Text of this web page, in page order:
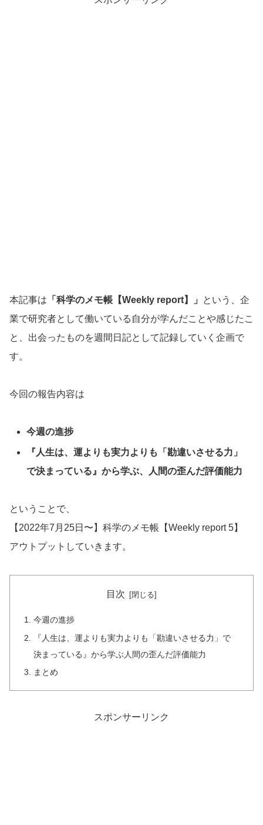
本記事は 「科学のメモ帳【Weekly report】」
という、企
業で研究者として働いている自分が学んだことや感じたこ
と、出会ったものを週間日記として記録していく企画で
す。
今回の報告内容は
今週の進捗
『人生は、運よりも実力よりも「勘違いさせる力」
で決まっている』から学ぶ、人間の歪んだ評価能力
ということで、
【2022年7月25日〜】科学のメモ帳【Weekly report 5】
アウトプットしていきます。
目次
今週の進捗
『人生は、運よりも実力よりも「勘違いさせる力」で
決まっている』から学ぶ人間の歪んだ評価能力
まとめ
スポンサーリンク